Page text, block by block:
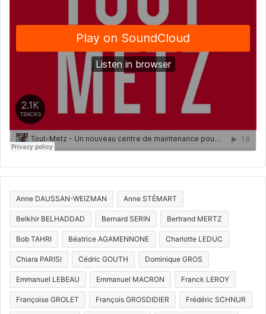
Anne DAUSSAN-WEIZMAN Anne STÉMART
Belkhir BELHADDAD Bernard SERIN Bertrand MERTZ
Bob TAHRI Béatrice AGAMENNONE Charlotte LEDUC
Chiara PARISI Cédric GOUTH Dominique GROS
Emmanuel LEBEAU Emmanuel MACRON Franck LEROY
Françoise GROLET François GROSDIDIER Frédéric SCHNUR